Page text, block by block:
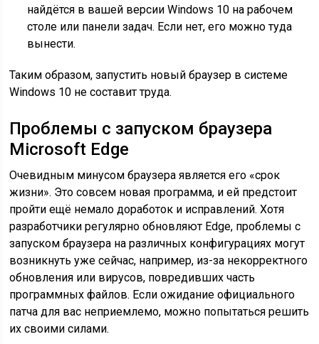
найдётся в вашей версии Windows 10 на рабочем
столе или панели задач. Если нет, его можно туда
вынести.
Таким образом, запустить новый браузер в системе
Windows 10 не составит труда.
Проблемы с запуском браузера
Microsoft Edge
Очевидным минусом браузера является его «срок
жизни». Это совсем новая программа, и ей предстоит
пройти ещё немало доработок и исправлений. Хотя
разработчики регулярно обновляют Edge, проблемы с
запуском браузера на различных конфигурациях могут
возникнуть уже сейчас, например, из-за некорректного
обновления или вирусов, повредивших часть
программных файлов. Если ожидание официального
патча для вас неприемлемо, можно попытаться решить
их своими силами.